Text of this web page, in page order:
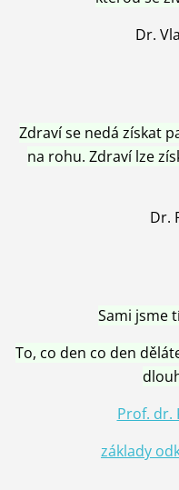
Dr.
Zdraví se nedá získat
na rohu. Zdraví lze
Dr.
Sami jsme
To, co den co den
Prof. dr.
základy